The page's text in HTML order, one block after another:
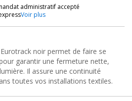
administratif accepté
Voir plus
noir permet de faire se
garantir une fermeture nette,
Il assure une continuité
toutes vos installations textiles.